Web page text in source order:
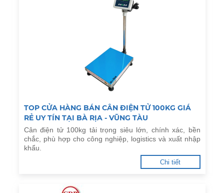
TOP CỬA HÀNG BÁN CÂN ĐIỆN TỬ 100KG GIÁ
RẺ UY TÍN TẠI BÀ RỊA - VŨNG TÀU
Cân điện tử 100kg tải trọng siêu lớn, chính xác, bền
chắc, phù hợp cho công nghiệp, logistics và xuất nhập
khẩu.
Chi tiết